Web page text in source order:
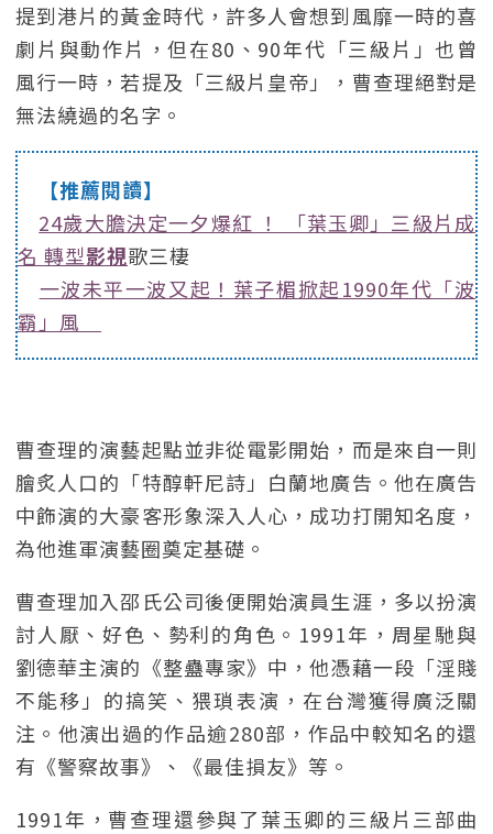
提到港片的黃金時代，許多人會想到風靡一時的喜
劇片與動作片，但在80、90年代「三級片」也曾
風行一時，若提及「三級片皇帝」，曹查理絕對是
無法繞過的名字。
【推薦閱讀】
24歲大膽決定一夕爆紅 ！ 「葉玉卿」三級片成
名 轉型影視歌三棲
一波未平一波又起！葉子楣掀起1990年代「波
霸」風
曹查理的演藝起點並非從電影開始，而是來自一則
膾炙人口的「特醇軒尼詩」白蘭地廣告。他在廣告
中飾演的大豪客形象深入人心，成功打開知名度，
為他進軍演藝圈奠定基礎。
曹查理加入邵氏公司後便開始演員生涯，多以扮演
討人厭、好色、勢利的角色。1991年，周星馳與
劉德華主演的《整蠱專家》中，他憑藉一段「淫賤
不能移」的搞笑、猥瑣表演，在台灣獲得廣泛關
注。他演出過的作品逾280部，作品中較知名的還
有《警察故事》、《最佳損友》等。
1991年，曹查理還參與了葉玉卿的三級片三部曲